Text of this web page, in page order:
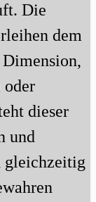
Die
dem
dieser
und
gleichzeitig